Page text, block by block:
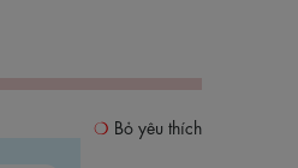
Bỏ yêu thích